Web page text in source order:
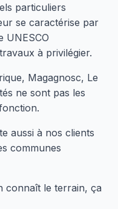
particuliers
se caractérise par
UNESCO
à privilégier.
Magagnosc, Le
ne sont pas les
aussi à nos clients
communes
connaît le terrain, ça